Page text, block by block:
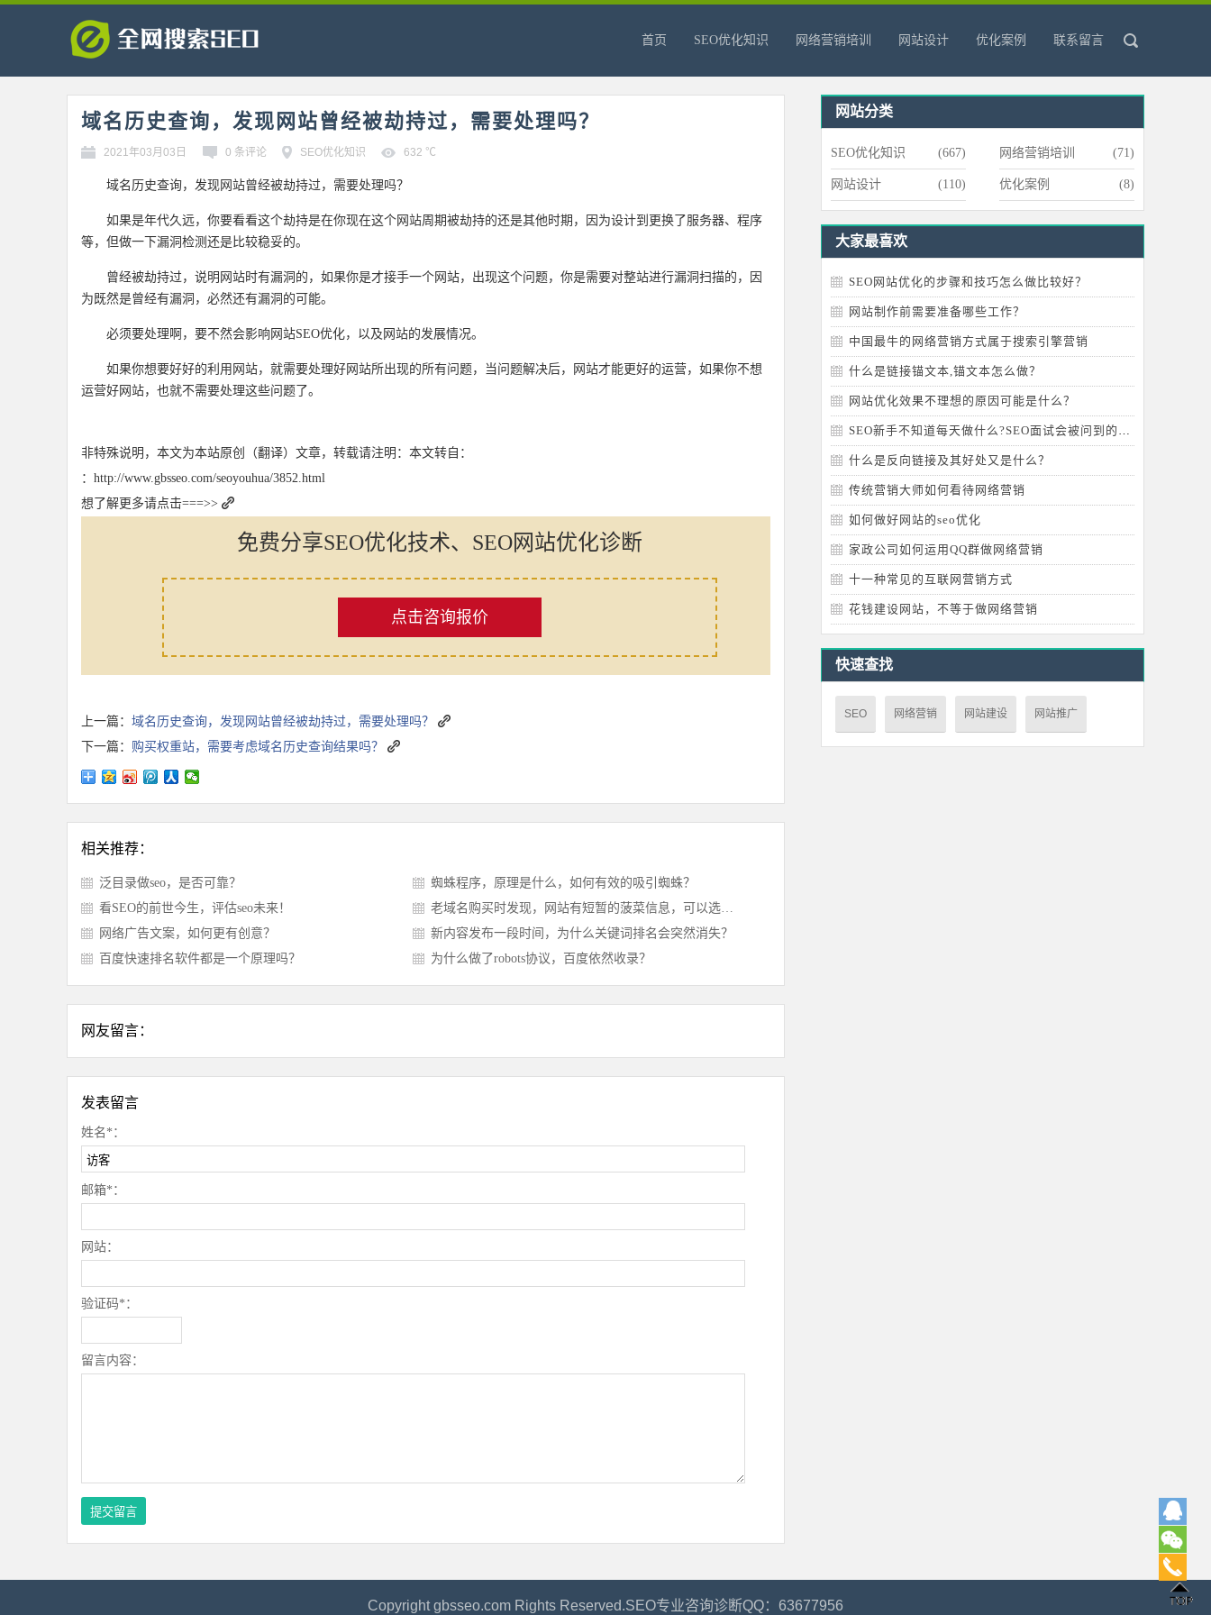
首页 SEO优化知识 网络营销培训 网站设计 优化案例 联系留言
域名历史查询，发现网站曾经被劫持过，需要处理吗？
2021年03月03日 0 条评论 SEO优化知识 632 ℃
域名历史查询，发现网站曾经被劫持过，需要处理吗？
如果是年代久远，你要看看这个劫持是在你现在这个网站周期被劫持的还是其他时期，因为设计到更换了服务器、程序
等，但做一下漏洞检测还是比较稳妥的。
曾经被劫持过，说明网站时有漏洞的，如果你是才接手一个网站，出现这个问题，你是需要对整站进行漏洞扫描的，因
为既然是曾经有漏洞，必然还有漏洞的可能。
必须要处理啊，要不然会影响网站SEO优化，以及网站的发展情况。
如果你想要好好的利用网站，就需要处理好网站所出现的所有问题，当问题解决后，网站才能更好的运营，如果你不想
运营好网站，也就不需要处理这些问题了。
非特殊说明，本文为本站原创（翻译）文章，转载请注明：本文转自：
：http://www.gbsseo.com/seoyouhua/3852.html
想了解更多请点击===>>
免费分享SEO优化技术、SEO网站优化诊断
点击咨询报价
上一篇：域名历史查询，发现网站曾经被劫持过，需要处理吗？
下一篇： 购买权重站，需要考虑域名历史查询结果吗？
相关推荐：
泛目录做seo，是否可靠？
蜘蛛程序，原理是什么，如何有效的吸引蜘蛛？
看SEO的前世今生，评估seo未来！
老域名购买时发现，网站有短暂的菠菜信息，可以选吗？
网络广告文案，如何更有创意？
新内容发布一段时间，为什么关键词排名会突然消失？
百度快速排名软件都是一个原理吗？
为什么做了robots协议，百度依然收录？
网友留言：
发表留言
姓名*：
邮箱*：
网站：
验证码*：
留言内容：
网站分类
SEO优化知识 (667) 网络营销培训 (71)
网站设计 (110) 优化案例 (8)
大家最喜欢
SEO网站优化的步骤和技巧怎么做比较好？
网站制作前需要准备哪些工作？
中国最牛的网络营销方式属于搜索引擎营销
什么是链接锚文本,锚文本怎么做？
网站优化效果不理想的原因可能是什么？
SEO新手不知道每天做什么?SEO面试会被问到的问题
什么是反向链接及其好处又是什么？
传统营销大师如何看待网络营销
如何做好网站的seo优化
家政公司如何运用QQ群做网络营销
十一种常见的互联网营销方式
花钱建设网站，不等于做网络营销
快速查找
SEO 网络营销 网站建设 网站推广
Copyright gbsseo.com Rights Reserved.SEO专业咨询诊断QQ：63677956